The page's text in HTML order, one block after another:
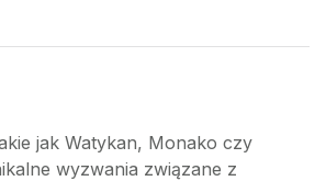
jak Watykan, Monako czy
wyzwania związane z